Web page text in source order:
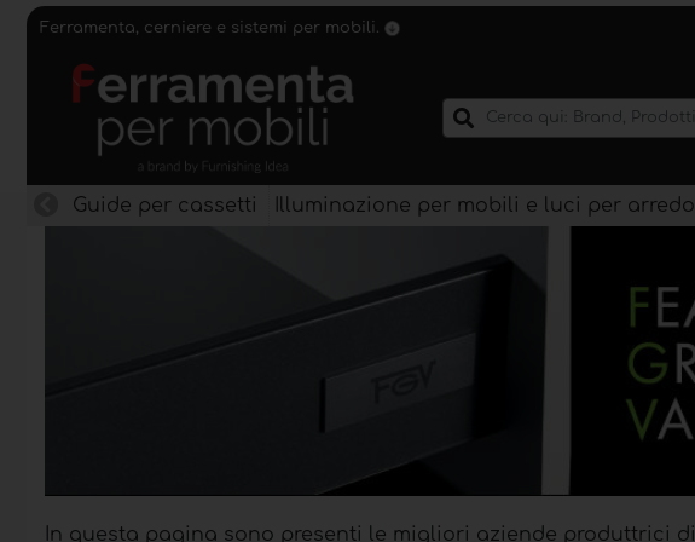
Ferramenta, cerniere e sistemi per mobili.
Guide per cassetti Illuminazione per mobili e luci per arredo
In questa pagina sono presenti le migliori aziende produttrici di